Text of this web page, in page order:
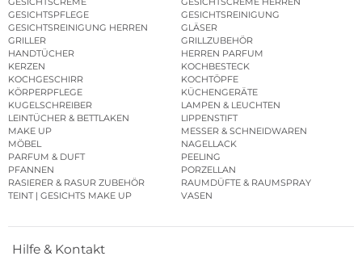
GESICHTSPFLEGE
GESICHTSREINIGUNG
GESICHTSREINIGUNG HERREN
GLÄSER
GRILLER
GRILLZUBEHÖR
HANDTÜCHER
HERREN PARFUM
KERZEN
KOCHBESTECK
KOCHGESCHIRR
KOCHTÖPFE
KÖRPERPFLEGE
KÜCHENGERÄTE
KUGELSCHREIBER
LAMPEN & LEUCHTEN
LEINTÜCHER & BETTLAKEN
LIPPENSTIFT
MAKE UP
MESSER & SCHNEIDWAREN
MÖBEL
NAGELLACK
PARFUM & DUFT
PEELING
PFANNEN
PORZELLAN
RASIERER & RASUR ZUBEHÖR
RAUMDÜFTE & RAUMSPRAY
TEINT | GESICHTS MAKE UP
VASEN
Hilfe & Kontakt